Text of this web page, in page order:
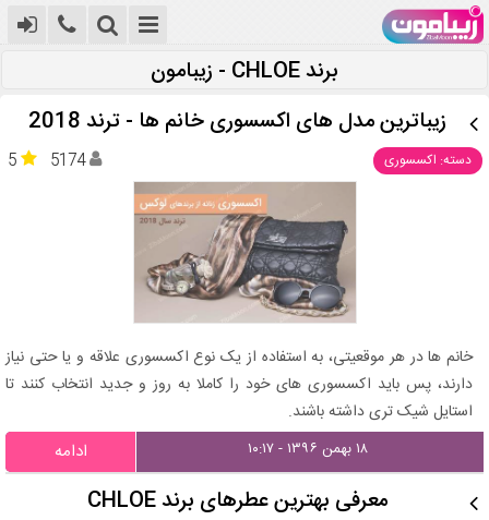
برند CHLOE - زیبامون
زیباترین مدل های اکسسوری خانم ها - ترند 2018
دسته: اکسسوری 5 5174
خانم ها در هر موقعیتی، به استفاده از یک نوع اکسسوری علاقه و یا حتی نیاز
دارند، پس باید اکسسوری های خود را کاملا به روز و جدید انتخاب کنند تا
استایل شیک تری داشته باشند.
۱۸ بهمن ۱۳۹۶ - ۱۰:۱۷ ادامه
معرفی بهترین عطرهای برند CHLOE